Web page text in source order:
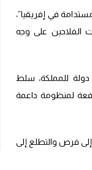
في إفريقيا”،
الفلاحين على وجه
دولة للمملكة، سلط
لمنظومة داعمة
فرص والتطلع إلى